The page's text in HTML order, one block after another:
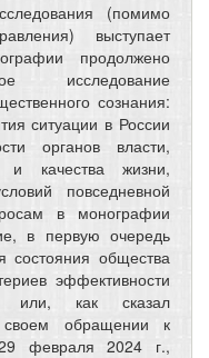
(помимо
выступает
продолжено
исследование
сознания:
ситуации в России
органов власти,
и качества жизни,
повседневной
в монографии
в первую очередь
состояния общества
эффективности
или, как сказал
обращении к
февраля 2024 г.,